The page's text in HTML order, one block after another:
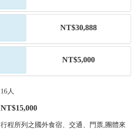
NT$30,888
NT$5,000
16人
NT$15,000
行程所列之國外食宿、交通、門票,團體來